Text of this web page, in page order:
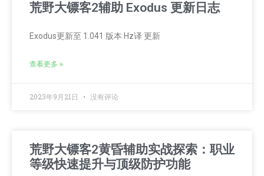
荒野大镖客2辅助 Exodus 更新日志
Exodus更新至 1.041 版本 Hz译 更新
查看更多 »
2023年9月21日 没有评论
荒野大镖客2黄昏辅助实战探索：职业
等级快速提升与顶级防护功能